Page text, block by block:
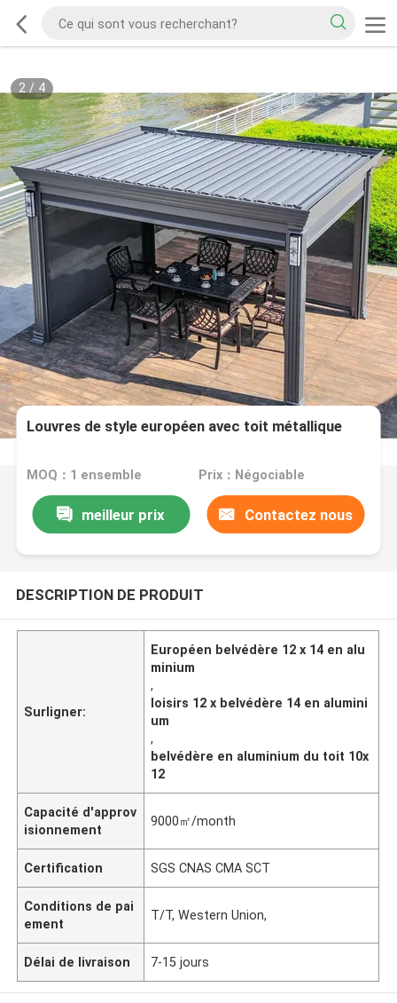
2/ 4
Louvres de style européen avec toit métallique
MOQ：1 ensemble Prix：Négociable
meilleur prix Contactez nous
DESCRIPTION DE PRODUIT
Surligner:
Européen belvédère 12 x 14 en alu
minium
,
loisirs 12 x belvédère 14 en alumini
um
,
belvédère en aluminium du toit 10x
12
Capacité d'approv
isionnement
9000㎡/month
Certification SGS CNAS CMA SCT
Conditions de pai
ement
T/T, Western Union,
Délai de livraison 7-15 jours